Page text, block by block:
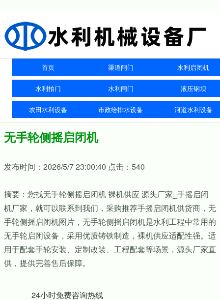
首页 渠道闸门 水利启闭机
水利拍门 水利闸门 液压钢坝
农田水利设备 市政给排水设备 河道水利设备
无手轮侧摇启闭机
发布时间：2026/5/7 23:00:40 点击：540
摘要：您找无手轮侧摇启闭机 裸机供应 源头厂家_手摇启闭
机厂家，就可以联系到我们，采购推荐手摇启闭机供货商，无
手轮侧摇启闭机图片，无手轮侧摇启闭机是水利工程中常用的
无手轮启闭设备，采用优质铸铁制造，裸机供应适配性强。适
用于配套手轮安装、定制改装、工程配套等场景，源头厂家直
供，提供完善售后保障。
24小时免费咨询热线